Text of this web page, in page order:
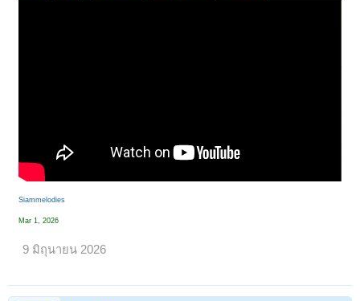
Siammelodies
Mar 1, 2026
9 มิถุนายน 2026